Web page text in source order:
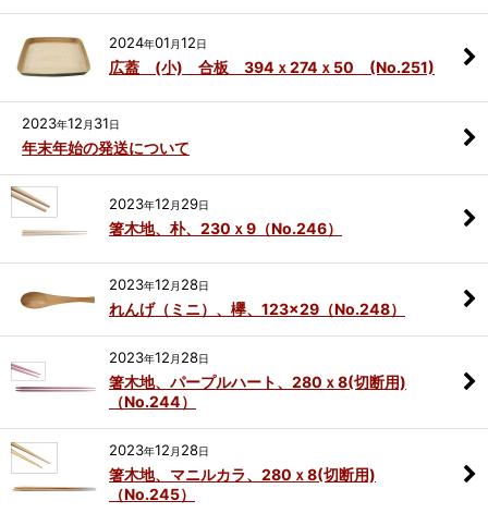
2024年01 月12日
広蓋 (小) 合板 394ｘ274ｘ50 (No.251)
2023年12 月 31日
年末年始の発送について
2023年12 月 29日
箸木地、朴、230ｘ9（No.246）
2023年12 月 28日
れんげ（ミニ）、欅、123×29（No.248）
2023年12 月 28日
箸木地、パープルハート、280ｘ8(切断用)
（No.244）
2023年12 月 28日
箸木地、マニルカラ、280ｘ8(切断用)
（No.245）